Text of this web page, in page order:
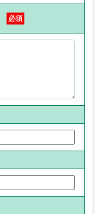
必須